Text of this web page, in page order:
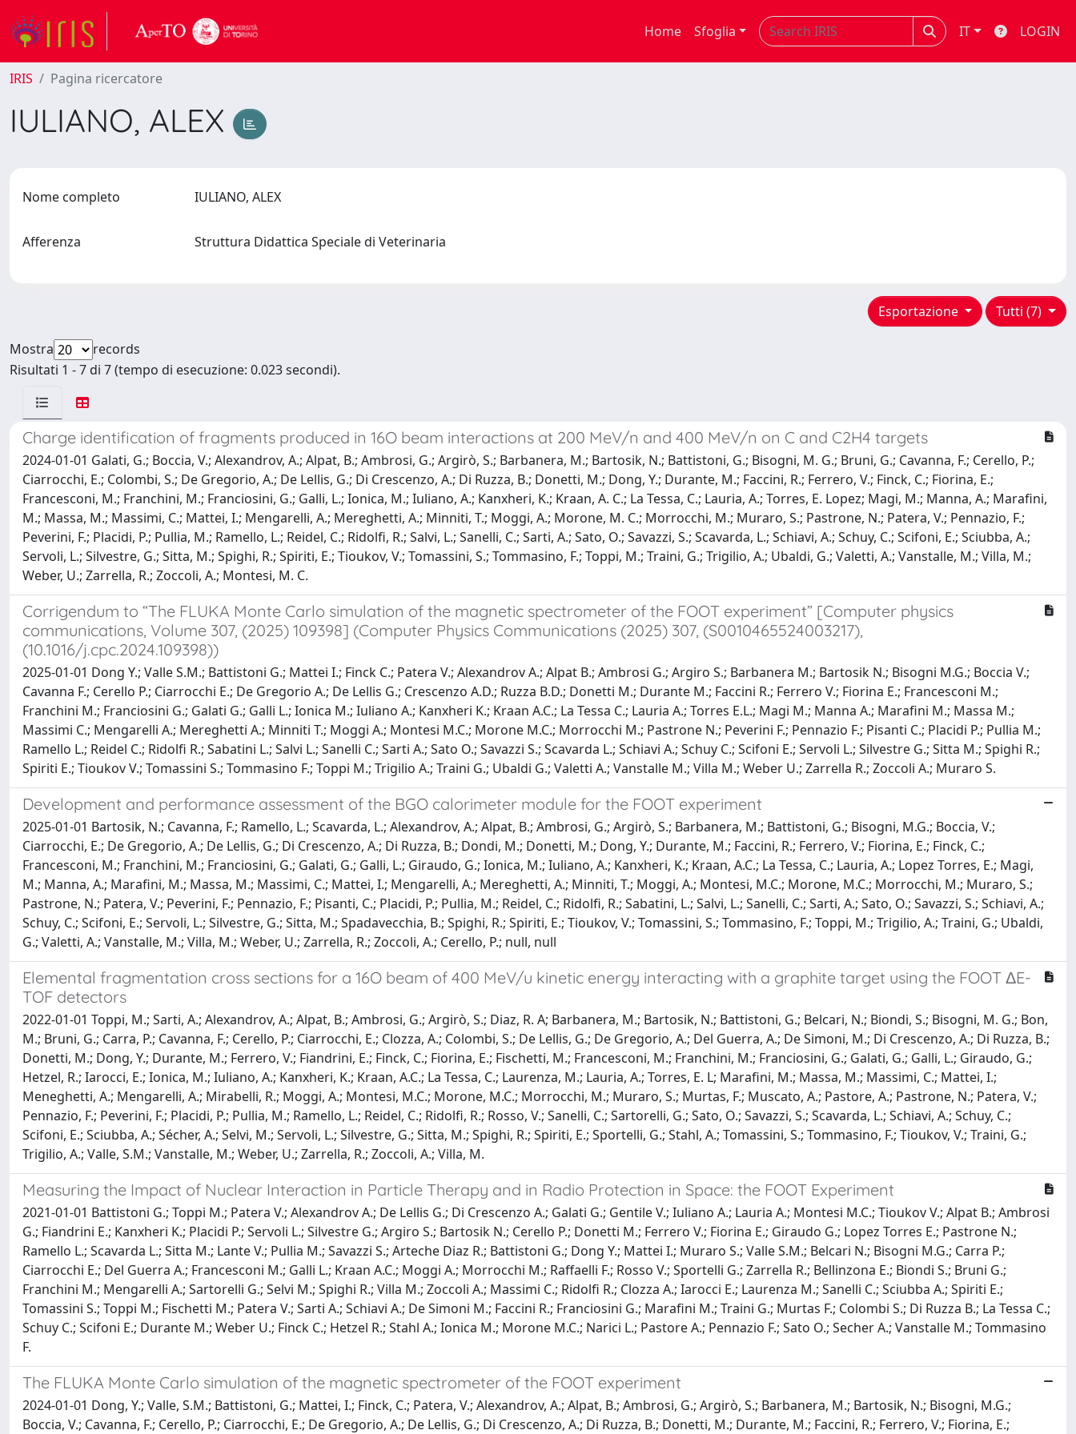
Home Sfoglia IT LOGIN
IRIS Pagina ricercatore
IULIANO, ALEX
Nome completo IULIANO, ALEX
Afferenza Struttura Didattica Speciale di Veterinaria
Tutti (7)
Esportazione
Mostra
records
Risultati 1 - 7 di 7 (tempo di esecuzione: 0.023 secondi).
Charge identification of fragments produced in 16O beam interactions at 200 MeV/n and 400 MeV/n on C and C2H4 targets
2024-01-01 Galati, G.; Boccia, V.; Alexandrov, A.; Alpat, B.; Ambrosi, G.; Argirò, S.; Barbanera, M.; Bartosik, N.; Battistoni, G.; Bisogni, M. G.; Bruni, G.; Cavanna, F.; Cerello, P.;
Ciarrocchi, E.; Colombi, S.; De Gregorio, A.; De Lellis, G.; Di Crescenzo, A.; Di Ruzza, B.; Donetti, M.; Dong, Y.; Durante, M.; Faccini, R.; Ferrero, V.; Finck, C.; Fiorina, E.;
Francesconi, M.; Franchini, M.; Franciosini, G.; Galli, L.; Ionica, M.; Iuliano, A.; Kanxheri, K.; Kraan, A. C.; La Tessa, C.; Lauria, A.; Torres, E. Lopez; Magi, M.; Manna, A.; Marafini,
M.; Massa, M.; Massimi, C.; Mattei, I.; Mengarelli, A.; Mereghetti, A.; Minniti, T.; Moggi, A.; Morone, M. C.; Morrocchi, M.; Muraro, S.; Pastrone, N.; Patera, V.; Pennazio, F.;
Peverini, F.; Placidi, P.; Pullia, M.; Ramello, L.; Reidel, C.; Ridolfi, R.; Salvi, L.; Sanelli, C.; Sarti, A.; Sato, O.; Savazzi, S.; Scavarda, L.; Schiavi, A.; Schuy, C.; Scifoni, E.; Sciubba, A.;
Servoli, L.; Silvestre, G.; Sitta, M.; Spighi, R.; Spiriti, E.; Tioukov, V.; Tomassini, S.; Tommasino, F.; Toppi, M.; Traini, G.; Trigilio, A.; Ubaldi, G.; Valetti, A.; Vanstalle, M.; Villa, M.;
Weber, U.; Zarrella, R.; Zoccoli, A.; Montesi, M. C.
Corrigendum to “The FLUKA Monte Carlo simulation of the magnetic spectrometer of the FOOT experiment” [Computer physics
communications, Volume 307, (2025) 109398] (Computer Physics Communications (2025) 307, (S0010465524003217),
(10.1016/j.cpc.2024.109398))
2025-01-01 Dong Y.; Valle S.M.; Battistoni G.; Mattei I.; Finck C.; Patera V.; Alexandrov A.; Alpat B.; Ambrosi G.; Argiro S.; Barbanera M.; Bartosik N.; Bisogni M.G.; Boccia V.;
Cavanna F.; Cerello P.; Ciarrocchi E.; De Gregorio A.; De Lellis G.; Crescenzo A.D.; Ruzza B.D.; Donetti M.; Durante M.; Faccini R.; Ferrero V.; Fiorina E.; Francesconi M.;
Franchini M.; Franciosini G.; Galati G.; Galli L.; Ionica M.; Iuliano A.; Kanxheri K.; Kraan A.C.; La Tessa C.; Lauria A.; Torres E.L.; Magi M.; Manna A.; Marafini M.; Massa M.;
Massimi C.; Mengarelli A.; Mereghetti A.; Minniti T.; Moggi A.; Montesi M.C.; Morone M.C.; Morrocchi M.; Pastrone N.; Peverini F.; Pennazio F.; Pisanti C.; Placidi P.; Pullia M.;
Ramello L.; Reidel C.; Ridolfi R.; Sabatini L.; Salvi L.; Sanelli C.; Sarti A.; Sato O.; Savazzi S.; Scavarda L.; Schiavi A.; Schuy C.; Scifoni E.; Servoli L.; Silvestre G.; Sitta M.; Spighi R.;
Spiriti E.; Tioukov V.; Tomassini S.; Tommasino F.; Toppi M.; Trigilio A.; Traini G.; Ubaldi G.; Valetti A.; Vanstalle M.; Villa M.; Weber U.; Zarrella R.; Zoccoli A.; Muraro S.
Development and performance assessment of the BGO calorimeter module for the FOOT experiment
2025-01-01 Bartosik, N.; Cavanna, F.; Ramello, L.; Scavarda, L.; Alexandrov, A.; Alpat, B.; Ambrosi, G.; Argirò, S.; Barbanera, M.; Battistoni, G.; Bisogni, M.G.; Boccia, V.;
Ciarrocchi, E.; De Gregorio, A.; De Lellis, G.; Di Crescenzo, A.; Di Ruzza, B.; Dondi, M.; Donetti, M.; Dong, Y.; Durante, M.; Faccini, R.; Ferrero, V.; Fiorina, E.; Finck, C.;
Francesconi, M.; Franchini, M.; Franciosini, G.; Galati, G.; Galli, L.; Giraudo, G.; Ionica, M.; Iuliano, A.; Kanxheri, K.; Kraan, A.C.; La Tessa, C.; Lauria, A.; Lopez Torres, E.; Magi,
M.; Manna, A.; Marafini, M.; Massa, M.; Massimi, C.; Mattei, I.; Mengarelli, A.; Mereghetti, A.; Minniti, T.; Moggi, A.; Montesi, M.C.; Morone, M.C.; Morrocchi, M.; Muraro, S.;
Pastrone, N.; Patera, V.; Peverini, F.; Pennazio, F.; Pisanti, C.; Placidi, P.; Pullia, M.; Reidel, C.; Ridolfi, R.; Sabatini, L.; Salvi, L.; Sanelli, C.; Sarti, A.; Sato, O.; Savazzi, S.; Schiavi, A.;
Schuy, C.; Scifoni, E.; Servoli, L.; Silvestre, G.; Sitta, M.; Spadavecchia, B.; Spighi, R.; Spiriti, E.; Tioukov, V.; Tomassini, S.; Tommasino, F.; Toppi, M.; Trigilio, A.; Traini, G.; Ubaldi,
G.; Valetti, A.; Vanstalle, M.; Villa, M.; Weber, U.; Zarrella, R.; Zoccoli, A.; Cerello, P.; null, null
Elemental fragmentation cross sections for a 16O beam of 400 MeV/u kinetic energy interacting with a graphite target using the FOOT ΔE-
TOF detectors
2022-01-01 Toppi, M.; Sarti, A.; Alexandrov, A.; Alpat, B.; Ambrosi, G.; Argirò, S.; Diaz, R. A; Barbanera, M.; Bartosik, N.; Battistoni, G.; Belcari, N.; Biondi, S.; Bisogni, M. G.; Bon,
M.; Bruni, G.; Carra, P.; Cavanna, F.; Cerello, P.; Ciarrocchi, E.; Clozza, A.; Colombi, S.; De Lellis, G.; De Gregorio, A.; Del Guerra, A.; De Simoni, M.; Di Crescenzo, A.; Di Ruzza, B.;
Donetti, M.; Dong, Y.; Durante, M.; Ferrero, V.; Fiandrini, E.; Finck, C.; Fiorina, E.; Fischetti, M.; Francesconi, M.; Franchini, M.; Franciosini, G.; Galati, G.; Galli, L.; Giraudo, G.;
Hetzel, R.; Iarocci, E.; Ionica, M.; Iuliano, A.; Kanxheri, K.; Kraan, A.C.; La Tessa, C.; Laurenza, M.; Lauria, A.; Torres, E. L; Marafini, M.; Massa, M.; Massimi, C.; Mattei, I.;
Meneghetti, A.; Mengarelli, A.; Mirabelli, R.; Moggi, A.; Montesi, M.C.; Morone, M.C.; Morrocchi, M.; Muraro, S.; Murtas, F.; Muscato, A.; Pastore, A.; Pastrone, N.; Patera, V.;
Pennazio, F.; Peverini, F.; Placidi, P.; Pullia, M.; Ramello, L.; Reidel, C.; Ridolfi, R.; Rosso, V.; Sanelli, C.; Sartorelli, G.; Sato, O.; Savazzi, S.; Scavarda, L.; Schiavi, A.; Schuy, C.;
Scifoni, E.; Sciubba, A.; Sécher, A.; Selvi, M.; Servoli, L.; Silvestre, G.; Sitta, M.; Spighi, R.; Spiriti, E.; Sportelli, G.; Stahl, A.; Tomassini, S.; Tommasino, F.; Tioukov, V.; Traini, G.;
Trigilio, A.; Valle, S.M.; Vanstalle, M.; Weber, U.; Zarrella, R.; Zoccoli, A.; Villa, M.
Measuring the Impact of Nuclear Interaction in Particle Therapy and in Radio Protection in Space: the FOOT Experiment
2021-01-01 Battistoni G.; Toppi M.; Patera V.; Alexandrov A.; De Lellis G.; Di Crescenzo A.; Galati G.; Gentile V.; Iuliano A.; Lauria A.; Montesi M.C.; Tioukov V.; Alpat B.; Ambrosi
G.; Fiandrini E.; Kanxheri K.; Placidi P.; Servoli L.; Silvestre G.; Argiro S.; Bartosik N.; Cerello P.; Donetti M.; Ferrero V.; Fiorina E.; Giraudo G.; Lopez Torres E.; Pastrone N.;
Ramello L.; Scavarda L.; Sitta M.; Lante V.; Pullia M.; Savazzi S.; Arteche Diaz R.; Battistoni G.; Dong Y.; Mattei I.; Muraro S.; Valle S.M.; Belcari N.; Bisogni M.G.; Carra P.;
Ciarrocchi E.; Del Guerra A.; Francesconi M.; Galli L.; Kraan A.C.; Moggi A.; Morrocchi M.; Raffaelli F.; Rosso V.; Sportelli G.; Zarrella R.; Bellinzona E.; Biondi S.; Bruni G.;
Franchini M.; Mengarelli A.; Sartorelli G.; Selvi M.; Spighi R.; Villa M.; Zoccoli A.; Massimi C.; Ridolfi R.; Clozza A.; Iarocci E.; Laurenza M.; Sanelli C.; Sciubba A.; Spiriti E.;
Tomassini S.; Toppi M.; Fischetti M.; Patera V.; Sarti A.; Schiavi A.; De Simoni M.; Faccini R.; Franciosini G.; Marafini M.; Traini G.; Murtas F.; Colombi S.; Di Ruzza B.; La Tessa C.;
Schuy C.; Scifoni E.; Durante M.; Weber U.; Finck C.; Hetzel R.; Stahl A.; Ionica M.; Morone M.C.; Narici L.; Pastore A.; Pennazio F.; Sato O.; Secher A.; Vanstalle M.; Tommasino
F.
The FLUKA Monte Carlo simulation of the magnetic spectrometer of the FOOT experiment
2024-01-01 Dong, Y.; Valle, S.M.; Battistoni, G.; Mattei, I.; Finck, C.; Patera, V.; Alexandrov, A.; Alpat, B.; Ambrosi, G.; Argirò, S.; Barbanera, M.; Bartosik, N.; Bisogni, M.G.;
Boccia, V.; Cavanna, F.; Cerello, P.; Ciarrocchi, E.; De Gregorio, A.; De Lellis, G.; Di Crescenzo, A.; Di Ruzza, B.; Donetti, M.; Durante, M.; Faccini, R.; Ferrero, V.; Fiorina, E.;